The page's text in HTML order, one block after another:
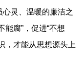
灵、温暖的廉洁之
能腐”，促进“不想
，才能从思想源头上